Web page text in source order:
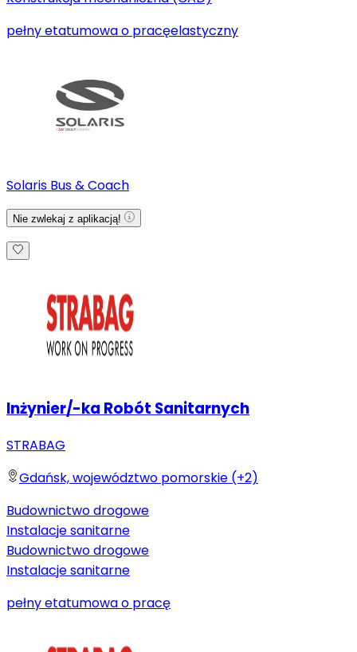
pełny etatumowa o pracęelastyczny
Solaris Bus & Coach
Nie zwlekaj z aplikacją!
Inżynier/-ka Robót Sanitarnych
STRABAG
Gdańsk, województwo pomorskie (+2)
Budownictwo drogowe
Instalacje sanitarne
Budownictwo drogowe
Instalacje sanitarne
pełny etatumowa o pracę